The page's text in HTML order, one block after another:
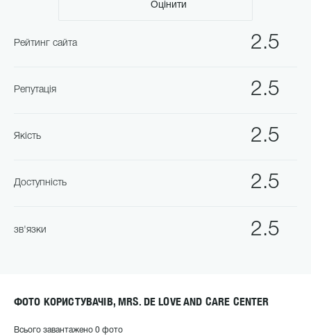
Оцінити
2.5
Рейтинг сайта
2.5
Репутація
2.5
Якість
2.5
Доступність
2.5
зв'язки
ФОТО КОРИСТУВАЧІВ, MRS. DE LOVE AND CARE CENTER
Всього завантажено 0 фото